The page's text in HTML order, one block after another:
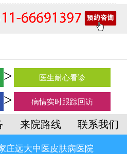
医生耐心看诊
病情实时跟踪回访
来院路线 联系我们
庄远大中医皮肤病医院